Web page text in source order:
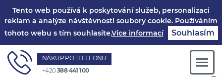
Tento web používá k poskytování služeb, personalizaci
reklam a analýze návštěvnosti soubory cookie. Používáním
tohoto webu s tím souhlasíte.Vice informací Souhlasím
NÁKUP PO TELEFONU
+420388 441 100